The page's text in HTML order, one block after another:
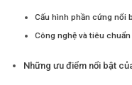
Cấu hình phần cứng nổi
Công nghệ và tiêu
Những ưu điểm nổi bật